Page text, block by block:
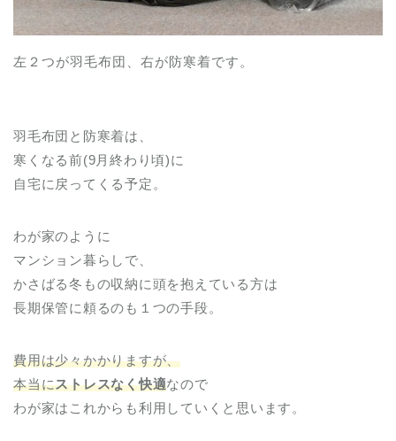
左２つが羽毛布団、右が防寒着です。
羽毛布団と防寒着は、
寒くなる前(9月終わり頃)に
自宅に戻ってくる予定。
わが家のように
マンション暮らしで、
かさばる冬もの収納に頭を抱えている方は
長期保管に頼るのも１つの手段。
費用は少々かかりますが、
本当にストレスなく快適なので
わが家はこれからも利用していくと思います。